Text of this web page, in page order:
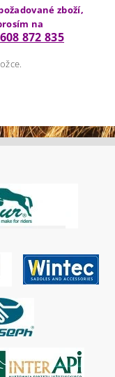
zboží,
na
608 872 835